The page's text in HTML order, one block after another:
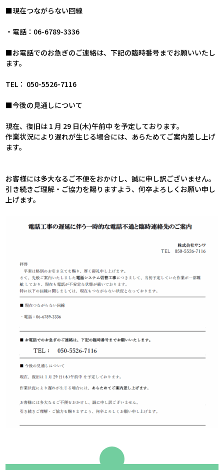
■現在つながらない回線
・電話：06-6789-3336
■お電話でのお急ぎのご連絡は、下記の臨時番号までお願いいたし
ます。
TEL： 050-5526-7116
■今後の見通しについて
現在、復旧は 1 月 29 日(木)午前中 を予定しております。
作業状況により遅れが生じる場合には、あらためてご案内差し上げ
ます。
お客様には多大なるご不便をおかけし、誠に申し訳ございません。
引き続きご理解・ご協力を賜りますよう、何卒よろしくお願い申し
上げます。